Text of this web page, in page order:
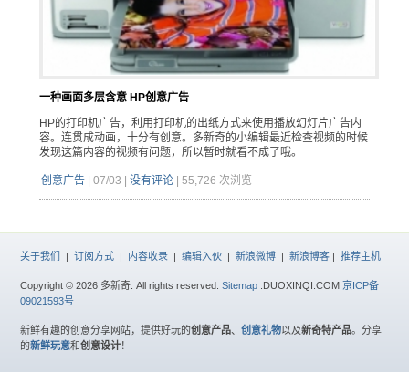
一种画面多层含意 HP创意广告
HP的打印机广告，利用打印机的出纸方式来使用播放幻灯片广告内
容。连贯成动画，十分有创意。多新奇的小编辑最近检查视频的时候
发现这篇内容的视频有问题，所以暂时就看不成了哦。
创意广告| 07/03 | 没有评论| 55,726 次浏览
关于我们 |订阅方式 | 内容收录 |编辑入伙 |新浪微博 |新浪博客 |推荐主机
Copyright © 2026 多新奇. All rights reserved.Sitemap .DUOXINQI.COM京ICP备
09021593号
新鲜有趣的创意分享网站，提供好玩的创意产品、创意礼物以及新奇特产品。分享
的新鲜玩意和创意设计！